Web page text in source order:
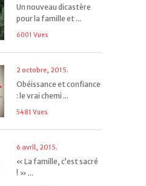
Un nouveau dicastère
pour la famille et ...
6001 Vues
2 octobre, 2015.
Obéissance et confiance
: le vrai chemi ...
5481 Vues
6 avril, 2015.
« La famille, c’est sacré
! » ...